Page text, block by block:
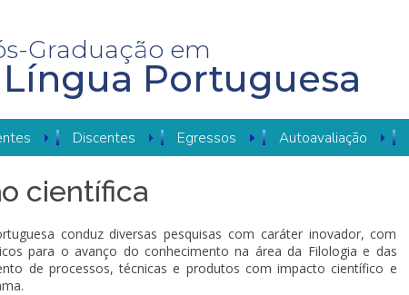
Graduação em
Portuguesa
Discentes Egressos Autoavaliação
científica
conduz diversas pesquisas com caráter inovador, com
para o avanço do conhecimento na área da Filologia e das
de processos, técnicas e produtos com impacto científico e